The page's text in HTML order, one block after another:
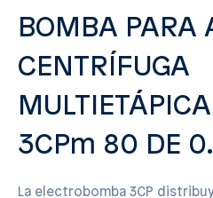
BOMBA PARA
CENTRÍFUGA
3CPm 80 DE
La electrobomba 3CP